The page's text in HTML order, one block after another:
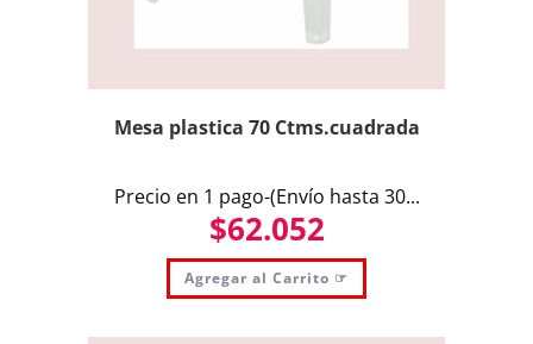
Mesa plastica 70 Ctms.cuadrada
Precio en 1 pago-(Envío hasta 30...
$62.052
Agregar al Carrito ☞